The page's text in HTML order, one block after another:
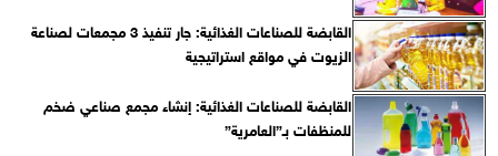
القابضة للصناعات الغذائية: جار تنفيذ 3 مجمعات لصناعة
الزيوت في مواقع استراتيجية
القابضة للصناعات الغذائية: إنشاء مجمع صناعي ضخم
للمنظفات بـ”العامرية”